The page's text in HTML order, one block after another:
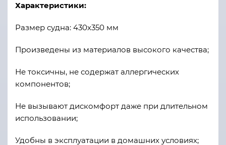
Характеристики:
Размер судна: 430х350 мм
Произведены из материалов высокого качества;
Не токсичны, не содержат аллергических
компонентов;
Не вызывают дискомфорт даже при длительном
использовании;
Удобны в эксплуатации в домашних условиях;